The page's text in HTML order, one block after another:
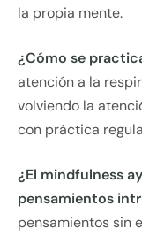
la propia mente.
¿Cómo se
atención a la
volviendo la
con práctica
¿El mindfulness
pensamientos
pensamientos sin